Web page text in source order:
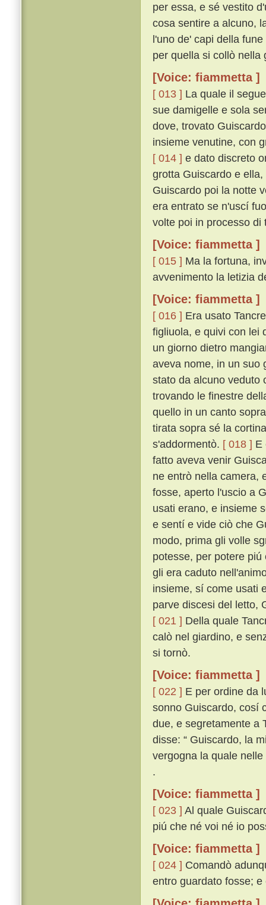
per essa, e sé vestito
cosa sentire a alcuno,
l'uno de' capi della
per quella si collò nella
[Voice: fiammetta ]
[ 013 ] La quale il
sue damigelle e sola
dove, trovato
insieme venutine, con
[ 014 ] e dato discreto
grotta Guiscardo e
Guiscardo poi la notte
era entrato se n'uscí
volte poi in processo di
[Voice: fiammetta ]
[ 015 ] Ma la fortuna,
avvenimento la letizia
[Voice: fiammetta ]
[ 016 ] Era usato
figliuola, e quivi con lei
un giorno dietro
aveva nome, in un suo
stato da alcuno veduto
trovando le finestre
quello in un canto
tirata sopra sé la
s'addormentò. [ 018 ] E
fatto aveva venir
ne entrò nella camera,
fosse, aperto l'uscio a
usati erano, e insieme
e sentí e vide ciò che
modo, prima gli volle
potesse, per potere
gli era caduto
insieme, sí come usati
parve discesi del letto,
[ 021 ] Della quale
calò nel giardino, e
si tornò.
[Voice: fiammetta ]
[ 022 ] E per ordine da
sonno Guiscardo, cosí
due, e segretamente a
disse: “ Guiscardo, la
vergogna la quale
.
[Voice: fiammetta ]
[ 023 ] Al quale
piú che né voi né io
[Voice: fiammetta ]
[ 024 ] Comandò
entro guardato fosse;